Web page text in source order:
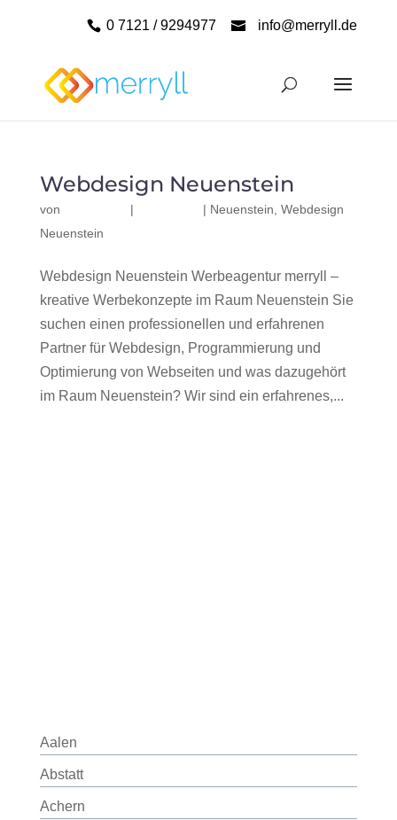
0 7121 / 9294977 info@merryll.de
Webdesign Neuenstein
von | | Neuenstein Webdesign
Neuenstein
Webdesign Neuenstein Werbeagentur merryll –
kreative Werbekonzepte im Raum Neuenstein Sie
suchen einen professionellen und erfahrenen
Partner für Webdesign, Programmierung und
Optimierung von Webseiten und was dazugehört
im Raum Neuenstein? Wir sind ein erfahrenes,...
Aalen
Abstatt
Achern